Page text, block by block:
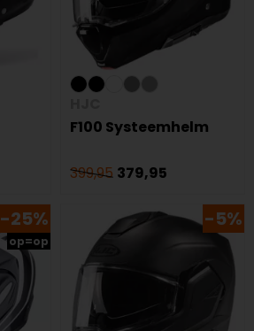
F100 Systeemhelm
399,95 379,95
-25%
op=op
-5%